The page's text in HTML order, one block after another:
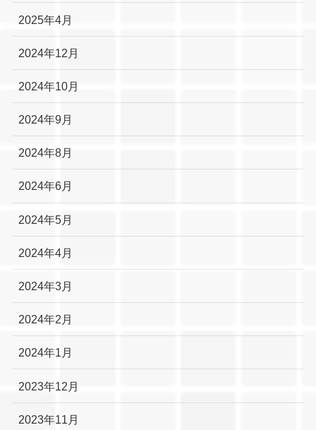
2025年4月
2024年12月
2024年10月
2024年9月
2024年8月
2024年6月
2024年5月
2024年4月
2024年3月
2024年2月
2024年1月
2023年12月
2023年11月